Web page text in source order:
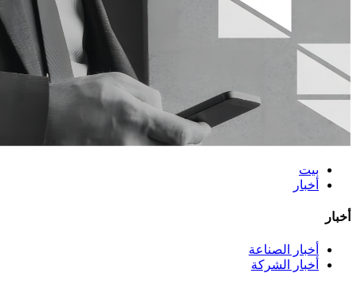
بيت
أخبار
أخبار
أخبار الصناعة
أخبار الشركة